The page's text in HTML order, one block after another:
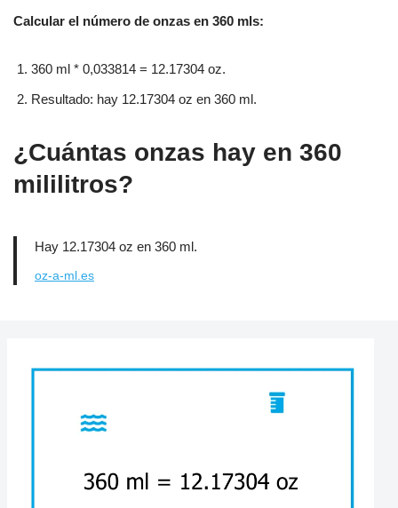
Calcular el número de onzas en 360 mls:
360 ml * 0,033814 = 12.17304 oz.
Resultado: hay 12.17304 oz en 360 ml.
¿Cuántas onzas hay en 360
mililitros?
Hay 12.17304 oz en 360 ml.
oz-a-ml.es